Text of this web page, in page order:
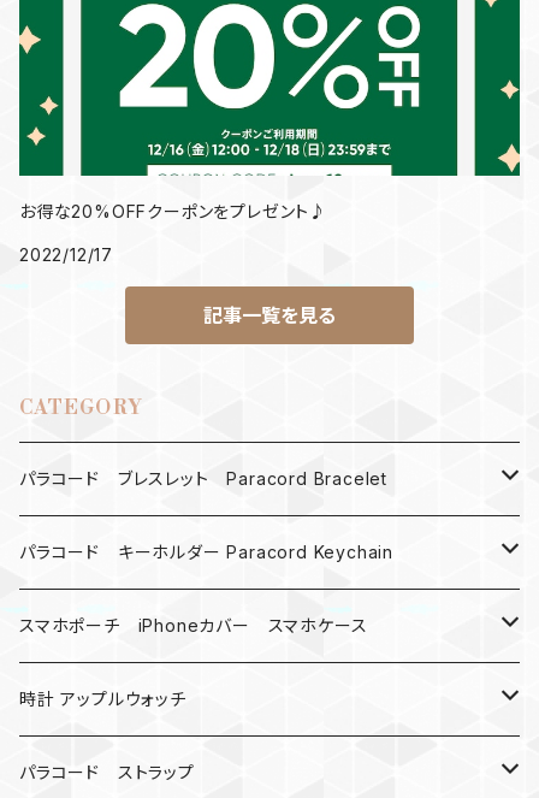
お得な20%OFFクーポンをプレゼント♪
2022/12/17
記事一覧を見る
CATEGORY
パラコード ブレスレット Paracord Bracelet
MAD MAX
バックル
バックル無し
シャックル
パラコード キーホルダー Paracord Keychain
ハロウィン
コンパス
ベルトループ
スマホポーチ iPhoneカバー スマホケース
楽天ミニ ケース
iPhone
時計 アップルウォッチ
カナビラウォッチ
パラコード ストラップ